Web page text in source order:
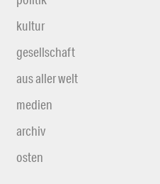
kultur
gesellschaft
aus aller welt
medien
archiv
osten